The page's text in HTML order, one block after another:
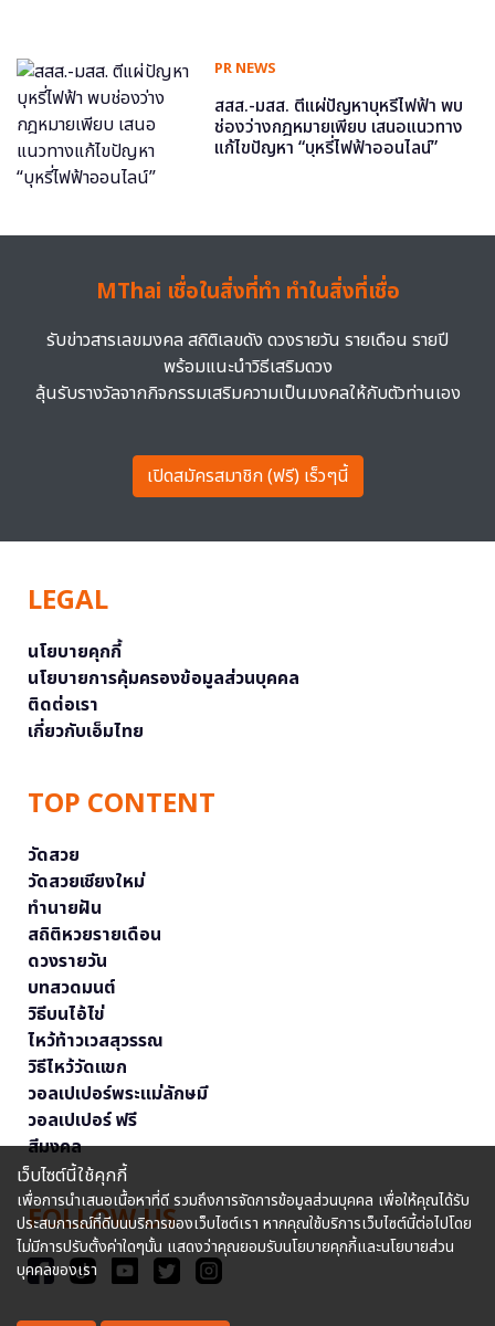
PR NEWS
สสส.-มสส. ตีแผ่ปัญหาบุหรี่ไฟฟ้า พบ
ช่องว่างกฎหมายเพียบ เสนอแนวทาง
แก้ไขปัญหา “บุหรี่ไฟฟ้าออนไลน์”
MThai เชื่อในสิ่งที่ทำ ทำในสิ่งที่เชื่อ
รับข่าวสารเลขมงคล สถิติเลขดัง ดวงรายวัน รายเดือน รายปี
พร้อมแนะนำวิธีเสริมดวง
ลุ้นรับรางวัลจากกิจกรรมเสริมความเป็นมงคลให้กับตัวท่านเอง
เปิดสมัครสมาชิก (ฟรี) เร็วๆนี้
LEGAL
นโยบายคุกกี้
นโยบายการคุ้มครองข้อมูลส่วนบุคคล
ติดต่อเรา
เกี่ยวกับเอ็มไทย
TOP CONTENT
วัดสวย
วัดสวยเชียงใหม่
ทำนายฝัน
สถิติหวยรายเดือน
ดวงรายวัน
บทสวดมนต์
วิธีบนไอ้ไข่
ไหว้ท้าวเวสสุวรรณ
วิธีไหว้วัดแขก
วอลเปเปอร์พระแม่ลักษมี
วอลเปเปอร์ ฟรี
สีมงคล
FOLLOW US
เว็บไซต์นี้ใช้คุกกี้
เพื่อการนำเสนอเนื้อหาที่ดี รวมถึงการจัดการข้อมูลส่วนบุคคล เพื่อให้คุณได้รับ
ประสบการณ์ที่ดีบนบริการของเว็บไซต์เรา หากคุณใช้บริการเว็บไซต์นี้ต่อไปโดย
ไม่มีการปรับตั้งค่าใดๆนั้น แสดงว่าคุณยอมรับนโยบายคุกกี้และนโยบายส่วน
บุคคลของเรา